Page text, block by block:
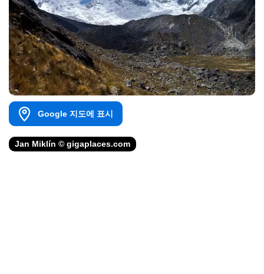
Google 지도에 표시
Jan Miklín © gigaplaces.com